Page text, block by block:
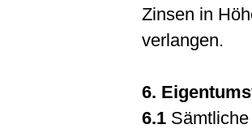
Zinsen in
verlangen.
6.
6.1